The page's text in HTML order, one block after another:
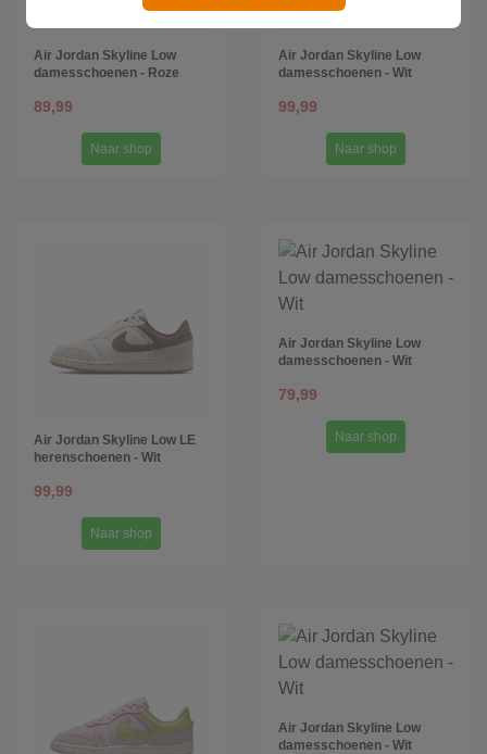
Air Jordan Skyline Low
damesschoenen - Roze
89,99
Naar shop
Air Jordan Skyline Low
damesschoenen - Wit
99,99
Naar shop
Air Jordan Skyline Low LE
herenschoenen - Wit
99,99
Naar shop
Air Jordan Skyline Low
damesschoenen - Wit
79,99
Naar shop
Air Jordan Skyline Low
damesschoenen - Wit